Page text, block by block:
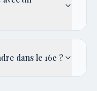
dans le 16e ?